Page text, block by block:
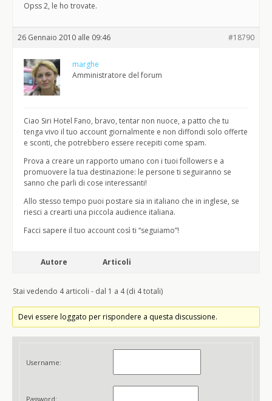
Opss 2, le ho trovate.
26 Gennaio 2010 alle 09:46 #18790
marghe
Amministratore del forum
Ciao Siri Hotel Fano, bravo, tentar non nuoce, a patto che tu
tenga vivo il tuo account giornalmente e non diffondi solo offerte
e sconti, che potrebbero essere recepiti come spam.
Prova a creare un rapporto umano con i tuoi followers e a
promuovere la tua destinazione: le persone ti seguiranno se
sanno che parli di cose interessanti!
Allo stesso tempo puoi postare sia in italiano che in inglese, se
riesci a crearti una piccola audience italiana.
Facci sapere il tuo account così ti “seguiamo”!
Autore Articoli
Stai vedendo 4 articoli - dal 1 a 4 (di 4 totali)
Devi essere loggato per rispondere a questa discussione.
Username:
Password: